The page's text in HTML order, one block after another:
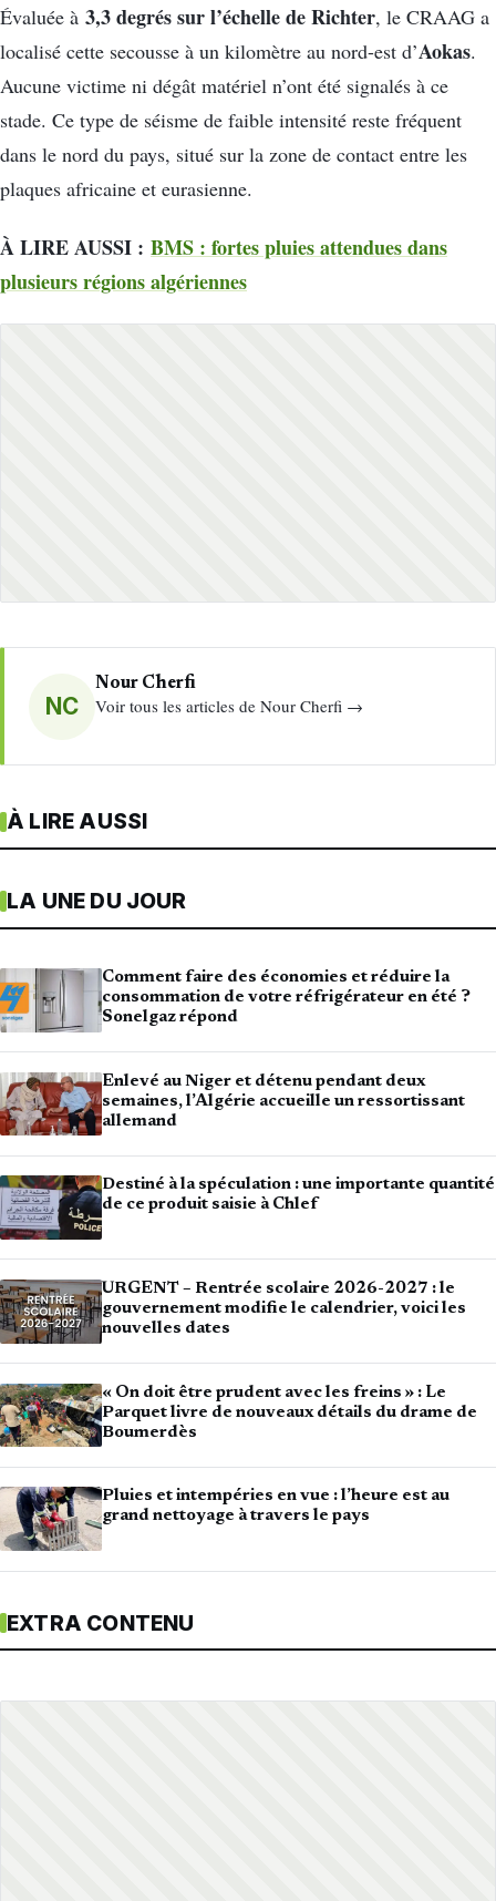
Évaluée à 3,3 degrés sur l’échelle de Richter, le CRAAG a
localisé cette secousse à un kilomètre au nord-est d’Aokas.
Aucune victime ni dégât matériel n’ont été signalés à ce
stade. Ce type de séisme de faible intensité reste fréquent
dans le nord du pays, situé sur la zone de contact entre les
plaques africaine et eurasienne.
À LIRE AUSSI : BMS : fortes pluies attendues dans
plusieurs régions algériennes
NC
Nour Cherfi
Voir tous les articles de Nour Cherfi →
À LIRE AUSSI
LA UNE DU JOUR
Comment faire des économies et réduire la
consommation de votre réfrigérateur en été ?
Sonelgaz répond
Enlevé au Niger et détenu pendant deux
semaines, l’Algérie accueille un ressortissant
allemand
Destiné à la spéculation : une importante quantité
de ce produit saisie à Chlef
URGENT – Rentrée scolaire 2026-2027 : le
gouvernement modifie le calendrier, voici les
nouvelles dates
« On doit être prudent avec les freins » : Le
Parquet livre de nouveaux détails du drame de
Boumerdès
Pluies et intempéries en vue : l’heure est au
grand nettoyage à travers le pays
EXTRA CONTENU